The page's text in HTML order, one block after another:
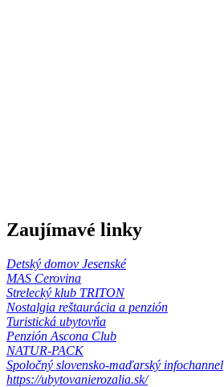
Zaujímavé linky
Detský domov Jesenské
MAS Cerovina
Strelecký klub TRITON
Nostalgia reštaurácia a penzión
Turistická ubytovňa
Penzión Ascona Club
NATUR-PACK
Spoločný slovensko-maďarský infochannel
https://ubytovanierozalia.sk/